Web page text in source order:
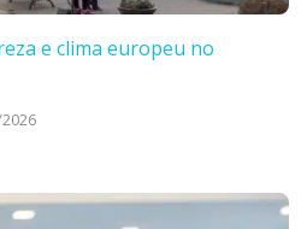
e clima europeu no